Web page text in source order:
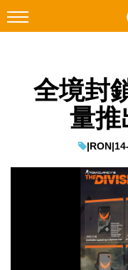
Facebook
遊戲動漫
全境封
量推
|RON|